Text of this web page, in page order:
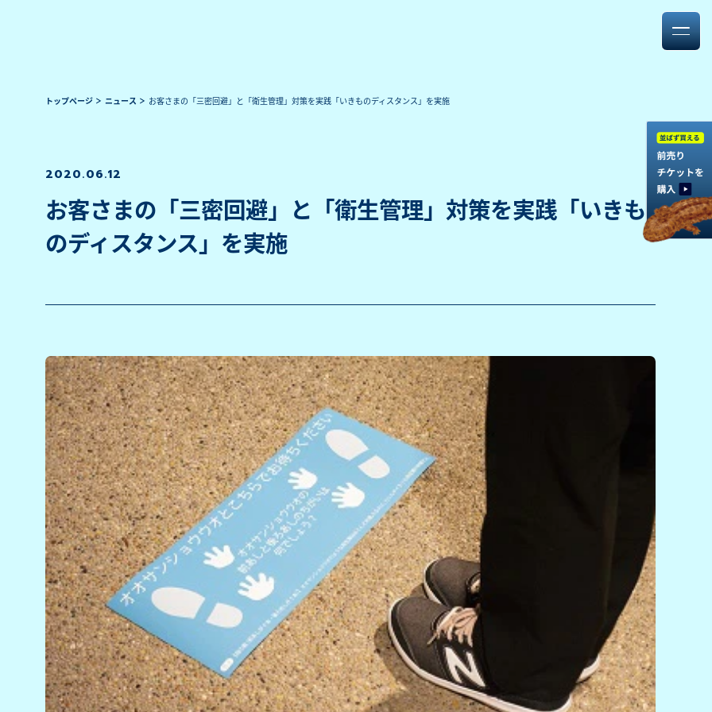
トップページ ニュース お客さまの「三密回避」と「衛生管理」対策を実践「いきものディスタンス」を実施
2020.06.12
お客さまの「三密回避」と「衛生管理」対策を実践「いきも
のディスタンス」を実施